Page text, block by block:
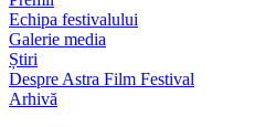
Echipa festivalului
Galerie media
Știri
Despre Astra Film Festival
Arhivă